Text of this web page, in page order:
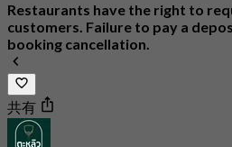
Restaurants have the right to
customers. Failure to pay a
booking cancellation.
共有